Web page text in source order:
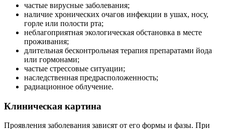
частые вирусные заболевания;
наличие хронических очагов инфекции в ушах, носу,
горле или полости рта;
неблагоприятная экологическая обстановка в месте
проживания;
длительная бесконтрольная терапия препаратами йода
или гормонами;
частые стрессовые ситуации;
наследственная предрасположенность;
радиационное облучение.
Клиническая картина
Проявления заболевания зависят от его формы и фазы. При